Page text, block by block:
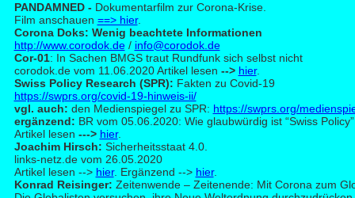
PANDAMNED - Dokumentarfilm zur Corona-Krise.
Film anschauen ==> hier.
Corona Doks: Wenig beachtete Informationen
http://www.corodok.de/ info@corodok.de
Cor-01: In Sachen BMGS traut Rundfunk sich selbst nicht
corodok.de vom 11.06.2020 Artikel lesen --> hier.
Swiss Policy Research (SPR): Fakten zu Covid-19
https://swprs.org/covid-19-hinweis-ii/
vgl. auch: den Medienspiegel zu SPR: https://swprs.org/
ergänzend: BR vom 05.06.2020: Wie glaubwürdig ist “Swiss Policy”
Artikel lesen ---> hier.
Joachim Hirsch: Sicherheitsstaat 4.0.
links-netz.de vom 26.05.2020
Artikel lesen --> hier. Ergänzend --> hier.
Konrad Reisinger: Zeitenwende – Zeitenende: Mit Corona zum